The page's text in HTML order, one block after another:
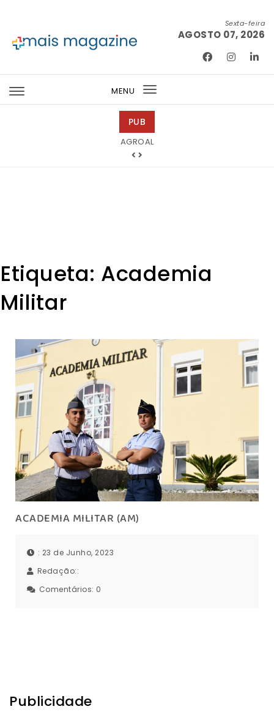
Sexta-feira
AGOSTO 07, 2026
MENU
Toggle
PUB
AGROAL
Tintas 2000
Etiqueta: Academia
Militar
ACADEMIA MILITAR (AM)
: 23 de Junho, 2023
Redação::
Comentários: 0
Publicidade